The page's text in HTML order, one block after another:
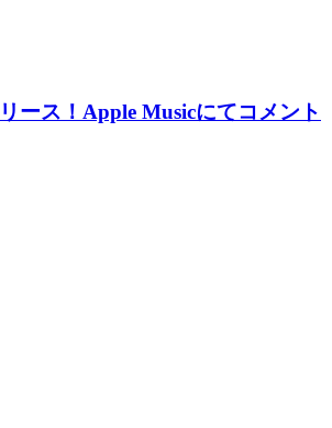
ース！Apple Musicにてコメント